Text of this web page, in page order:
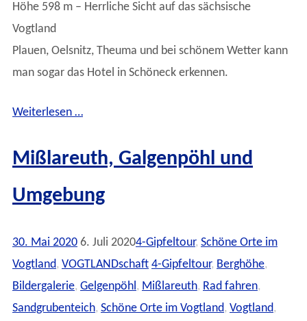
Höhe 598 m – Herrliche Sicht auf das sächsische
Vogtland
Plauen, Oelsnitz, Theuma und bei schönem Wetter kann
man sogar das Hotel in Schöneck erkennen.
Weiterlesen …
Mißlareuth, Galgenpöhl und
Umgebung
30. Mai 2020 6. Juli 20204-Gipfeltour, Schöne Orte im
Vogtland, VOGTLANDschaft 4-Gipfeltour, Berghöhe,
Bildergalerie, Gelgenpöhl , Mißlareuth, Rad fahren,
Sandgrubenteich, Schöne Orte im Vogtland, Vogtland,